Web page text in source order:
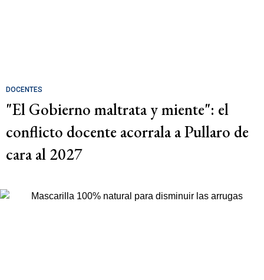
DOCENTES
"El Gobierno maltrata y miente": el
conflicto docente acorrala a Pullaro de
cara al 2027